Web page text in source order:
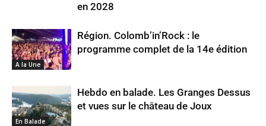
en 2028
A la Une
Région. Colomb’in’Rock : le
programme complet de la 14e édition
En Balade
Hebdo en balade. Les Granges Dessus
et vues sur le château de Joux